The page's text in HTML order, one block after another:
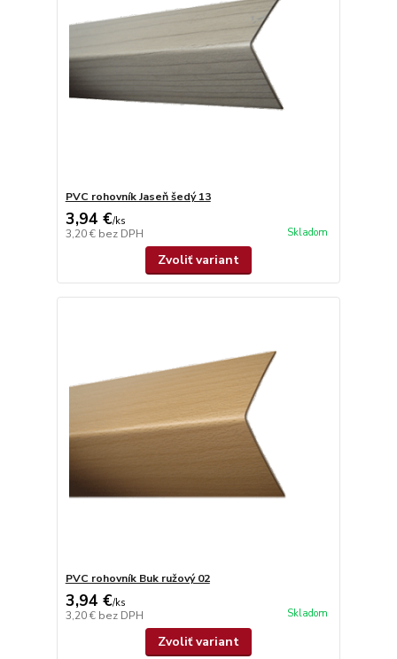
PVC rohovník Jaseň šedý 13
3,94 €/ks
3,20 € bez DPH Skladom
Zvoliť variant
PVC rohovník Buk ružový 02
3,94 €/ks
3,20 € bez DPH Skladom
Zvoliť variant